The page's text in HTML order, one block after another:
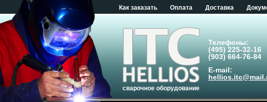
Как заказать Оплата Доставка
сварочное оборудование
Телефоны:
(495) 225-32-16
(903) 664-76-84
E-mail: